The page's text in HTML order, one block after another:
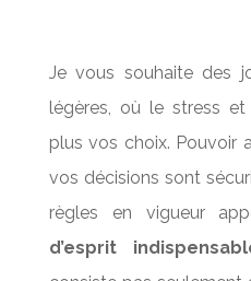
Je vous souhaite des
légères, où le stress et
plus vos choix. Pouvoir
vos décisions sont
règles en vigueur
d’esprit